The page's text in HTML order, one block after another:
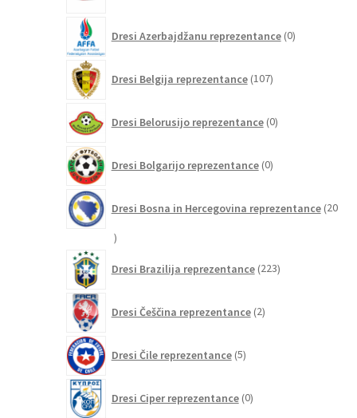
Dresi Azerbajdžanu reprezentance 0izdelkov
Dresi Belgija reprezentance 107izdelkov
Dresi Belorusijo reprezentance 0izdelkov
Dresi Bolgarijo reprezentance 0izdelkov
Dresi Bosna in Hercegovina reprezentance 20
20
Dresi Brazilija reprezentance 223izdelkov
Dresi Češčina reprezentance 2izdelka
Dresi Čile reprezentance 5izdelkov
Dresi Ciper reprezentance 0izdelkov